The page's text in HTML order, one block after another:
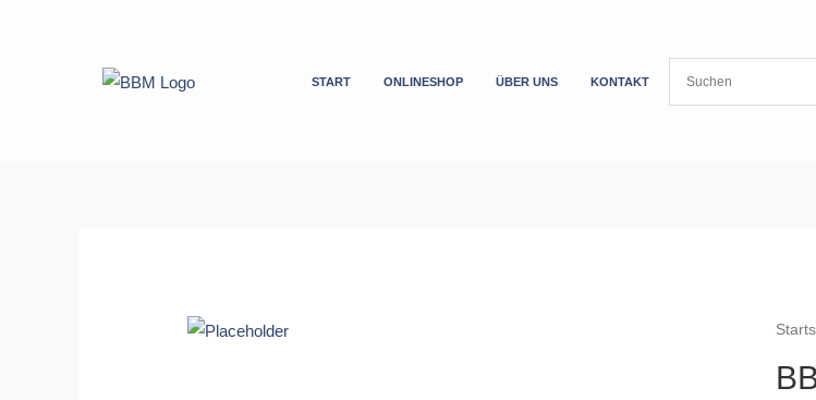
START ONLINESHOP ÜBER UNS
KONTAKT